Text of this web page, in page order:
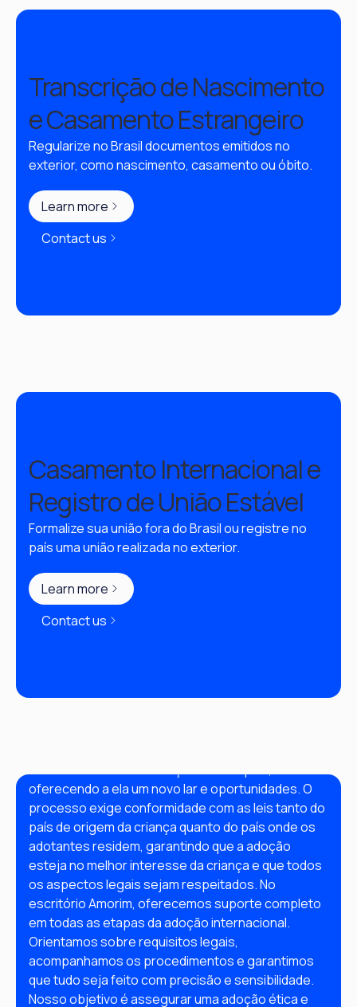
Transcrição de Nascimento
e Casamento Estrangeiro
Regularize no Brasil documentos emitidos no
exterior, como nascimento, casamento ou óbito.
Learn more
Contact us
Casamento Internacional e
Registro de União Estável
Formalize sua união fora do Brasil ou registre no
país uma união realizada no exterior.
Learn more
Contact us
oferecendo a ela um novo lar e oportunidades. O
processo exige conformidade com as leis tanto do
país de origem da criança quanto do país onde os
adotantes residem, garantindo que a adoção
esteja no melhor interesse da criança e que todos
os aspectos legais sejam respeitados. No
escritório Amorim, oferecemos suporte completo
em todas as etapas da adoção internacional.
Orientamos sobre requisitos legais,
acompanhamos os procedimentos e garantimos
que tudo seja feito com precisão e sensibilidade.
Nosso objetivo é assegurar uma adoção ética e